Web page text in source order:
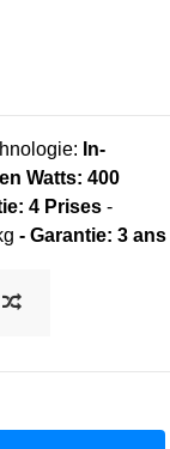
In-
Watts:400
4 Prises-
- Garantie: 3 ans